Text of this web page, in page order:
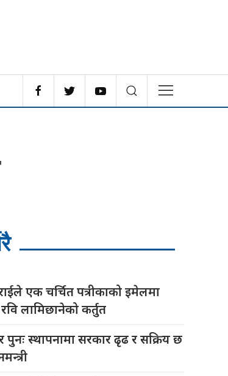
एक चर्चित पत्रीकाको इमेलमा
लामिछानेको कर्तुत
पुनः स्थापनामा सरकार ढृढ र सक्रिय छ